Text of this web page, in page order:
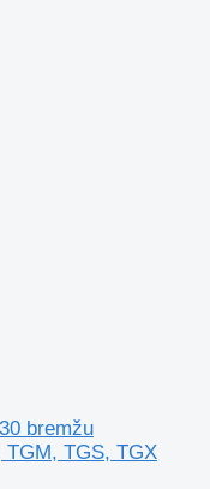
bremžu
TGS, TGX